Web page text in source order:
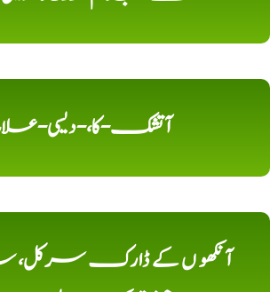
آتشک-کا،-دیسی-
آنکھو ں کے ڈارک سرکل،